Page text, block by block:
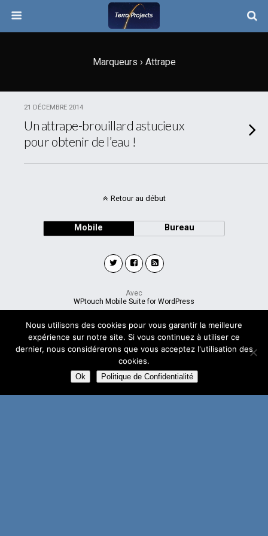
Marqueurs › Attrape
21 DÉCEMBRE 2014
Un attrape-brouillard astucieux
pour obtenir de l’eau !
Retour au début
Mobile Bureau
Avec
WPtouch Mobile Suite for WordPress
Nous utilisons des cookies pour vous garantir la meilleure
expérience sur notre site. Si vous continuez à utiliser ce
dernier, nous considérerons que vous acceptez l'utilisation des
cookies.
Ok Politique de Confidentialité